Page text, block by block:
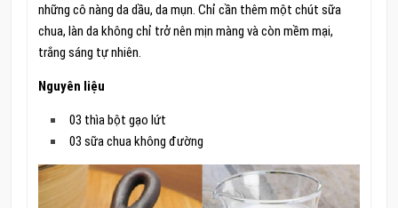
những cô nàng da dầu, da mụn. Chỉ cần thêm một chút sữa
chua, làn da không chỉ trở nên mịn màng và còn mềm mại,
trắng sáng tự nhiên.
Nguyên liệu
03 thìa bột gạo lứt
03 sữa chua không đường